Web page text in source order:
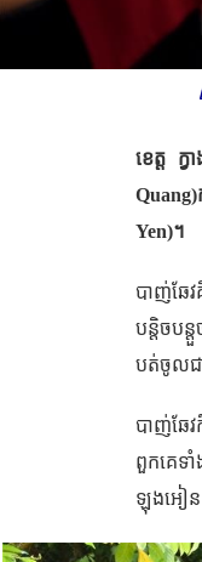
ខេត្ត ក្
Quang)
Yen)។
បាញ់​ឆែ
បន្តិចបន្
បត់ចូលជ
បាញ់​ឆែវ
ពួកគេទ
ឡុង​អៀន